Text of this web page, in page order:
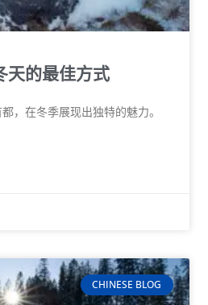
天的最佳方式
，在冬季展现出独特的魅力。
CHINESE BLOG